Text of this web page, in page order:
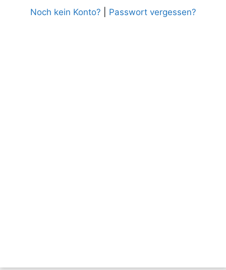
Noch kein Konto? Passwort vergessen?